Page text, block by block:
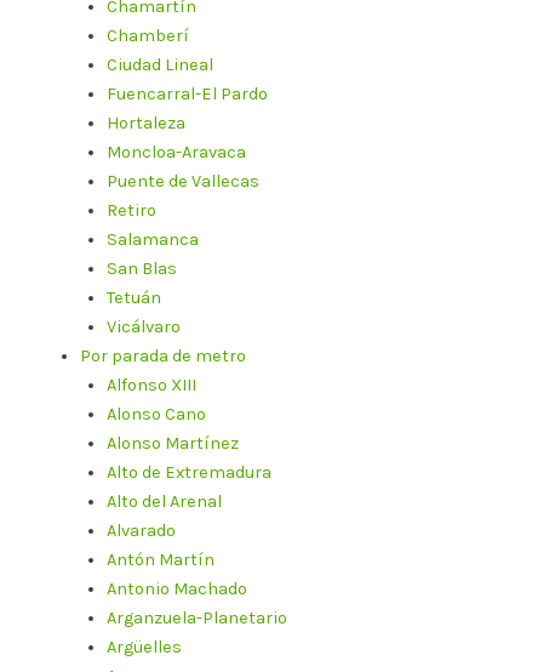
Chamartín
Chamberí
Ciudad Lineal
Fuencarral-El Pardo
Hortaleza
Moncloa-Aravaca
Puente de Vallecas
Retiro
Salamanca
San Blas
Tetuán
Vicálvaro
Por parada de metro
Alfonso XIII
Alonso Cano
Alonso Martínez
Alto de Extremadura
Alto del Arenal
Alvarado
Antón Martín
Antonio Machado
Arganzuela-Planetario
Argüelles